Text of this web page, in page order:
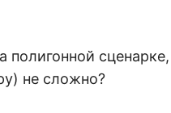
полигонной
не сложно?